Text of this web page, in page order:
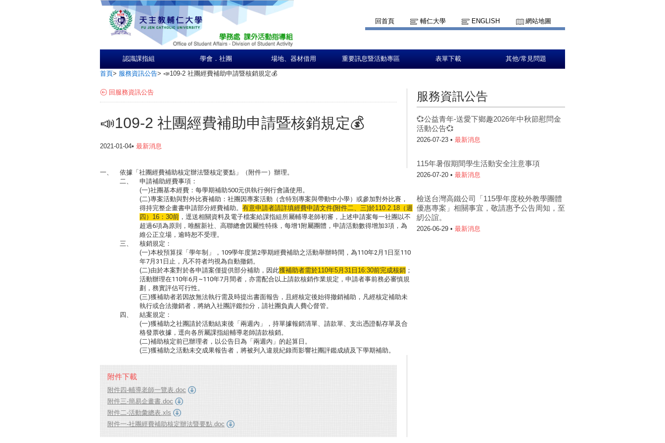
回首頁 輔仁大學 ENGLISH 網站地圖
認識課指組 學會．社團 場地、器材借用 重要訊息暨活動專區 表單下載 其他/常見問題
首頁> 服務資訊公告> 📣109-2 社團經費補助申請暨核銷規定💰
回服務資訊公告
📣109-2 社團經費補助申請暨核銷規定💰
2021-01-04• 最新消息
一、
依據「社團經費補助核定辦法暨核定要點」（附件一）辦理。
二、
申請補助經費事項：
(一)社團基本經費：每學期補助500元供執行例行會議使用。
(二)專案活動與對外比賽補助：社團因專案活動（含特別專案與帶動中小學）或參加對外比賽，
得持完整企畫書申請部分經費補助。 有意申請者請詳填經費申請文件(附件二、三)於110.2.18（週
四）16：30前 ， 逕送相關資料及電子檔案給課指組所屬輔導老師初審， 上述申請案每一社團以不
超過6項為原則，唯醒新社、 高聯總會因屬性特殊，每增1附屬團體，申請活動數得增加3項， 為
維公正立場，逾時恕不受理。
三、
核銷規定：
(一)本校預算採「學年制」， 109學年度第2學期經費補助之活動舉辦時間， 為110年2月1日至110
年7月31日止， 凡不符者均視為自動撤銷。
(二)由於本案對於各申請案僅提供部分補助， 因此獲補助者需於110年5月31日16:30前完成核銷 ；
活動辦理在110年6月~110年7月間者， 亦需配合以上請款核銷作業規定，申請者事前務必審慎規
劃， 務實評估可行性。
(三)獲補助者若因故無法執行需及時提出書面報告， 且經核定後始得撤銷補助，凡經核定補助未
執行或合法撤銷者， 將納入社團評鑑扣分，請社團負責人費心督管。
四、
結案規定：
(一)獲補助之社團請於活動結束後「兩週內」，持單據報銷清單、 請款單、支出憑證黏存單及合
格發票收據， 逕向各所屬課指組輔導老師請款核銷。
(二)補助核定前已辦理者，以公告日為「兩週內」的起算日。
(三)獲補助之活動未交成果報告者， 將被列入違規紀錄而影響社團評鑑成績及下學期補助。
附件下載
附件四-輔導老師一覽表.doc
附件三-簡易企畫書.doc
附件二-活動彙總表.xls
附件一-社團經費補助核定辦法暨要點.doc
服務資訊公告
💞公益青年-送愛下鄉趣2026年中秋節慰問金
活動公告💞
2026-07-23 • 最新消息
115年暑假期間學生活動安全注意事項
2026-07-20 • 最新消息
檢送台灣高鐵公司「115學年度校外教學團體
優惠專案」相關事宜，敬請惠予公告周知，至
紉公誼。
2026-06-29 • 最新消息